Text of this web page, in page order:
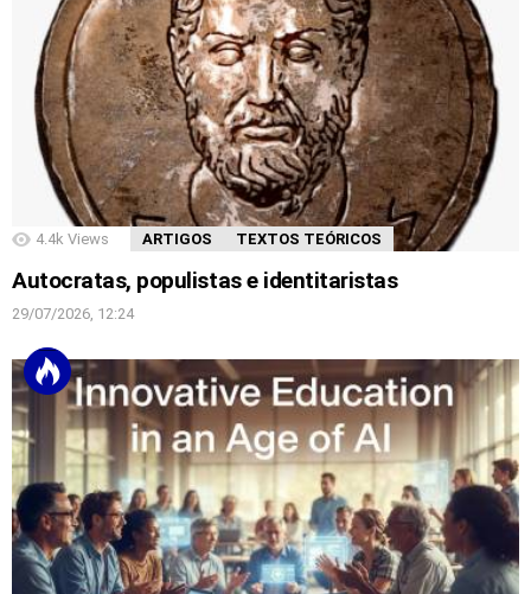
4.4k Views ARTIGOS TEXTOS TEÓRICOS
Autocratas, populistas e identitaristas
29/07/2026, 12:24